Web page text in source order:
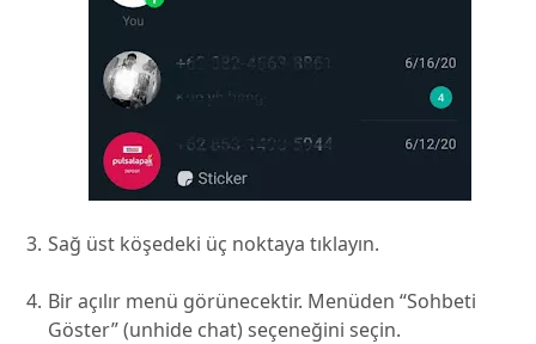
Sağ üst köşedeki üç noktaya tıklayın.
Bir açılır menü görünecektir. Menüden “Sohbeti
Göster” (unhide chat) seçeneğini seçin.